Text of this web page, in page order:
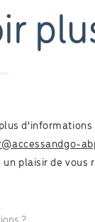
d'informations
plaisir de vous